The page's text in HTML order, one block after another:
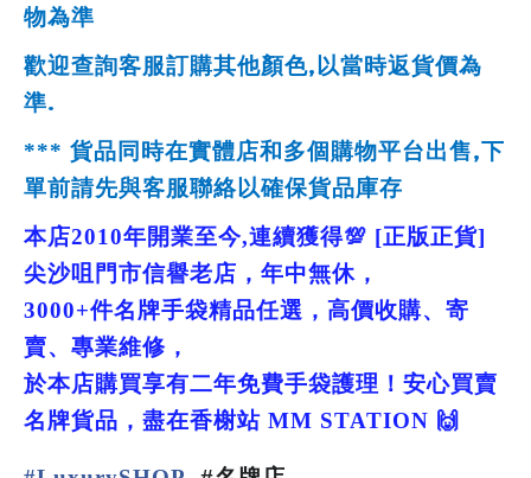
物為準
歡迎查詢客服訂購其他顏色, 以當時返貨價為
準.
*** 貨品同時在實體店和多個購物平台出售,下
單前請先與客服聯絡以確保貨品庫存
本店2010年開業至今,連續獲得💯 [正版正貨]
尖沙咀門市信譽老店，年中無休，
3000+件名牌手袋精品任選，高價收購、寄
賣、專業維修，
於本店購買享有二年免費手袋護理！安心買賣
名牌貨品，盡在香榭站 MM STATION 🙌